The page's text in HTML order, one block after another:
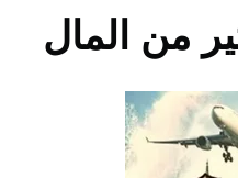
من المال